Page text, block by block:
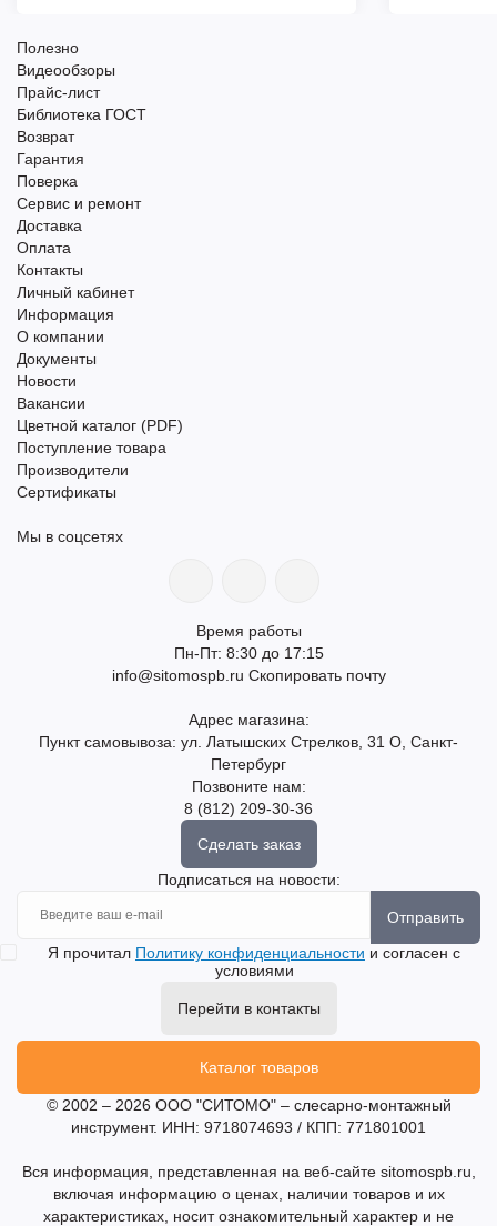
Полезно
Видеообзоры
Прайс-лист
Библиотека ГОСТ
Возврат
Гарантия
Поверка
Сервис и ремонт
Доставка
Оплата
Контакты
Личный кабинет
Информация
О компании
Документы
Новости
Вакансии
Цветной каталог (PDF)
Поступление товара
Производители
Сертификаты
Мы в соцсетях
Время работы
Пн-Пт: 8:30 до 17:15
info@sitomospb.ru Скопировать почту
Адрес магазина:
Пункт самовывоза: ул. Латышских Стрелков, 31 О, Санкт-
Петербург
Позвоните нам:
8 (812) 209-30-36
Сделать заказ
Подписаться на новости:
Отправить
Я прочитал Политику конфиденциальности и согласен с
условиями
Перейти в контакты
Каталог товаров
© 2002 – 2026 ООО "СИТОМО" – слесарно-монтажный
инструмент. ИНН: 9718074693 / КПП: 771801001
Вся информация, представленная на веб-сайте sitomospb.ru,
включая информацию о ценах, наличии товаров и их
характеристиках, носит ознакомительный характер и не